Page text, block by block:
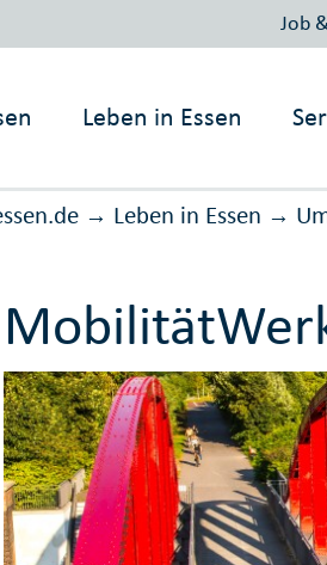
Job
Leben in Essen
→ Leben in Essen →